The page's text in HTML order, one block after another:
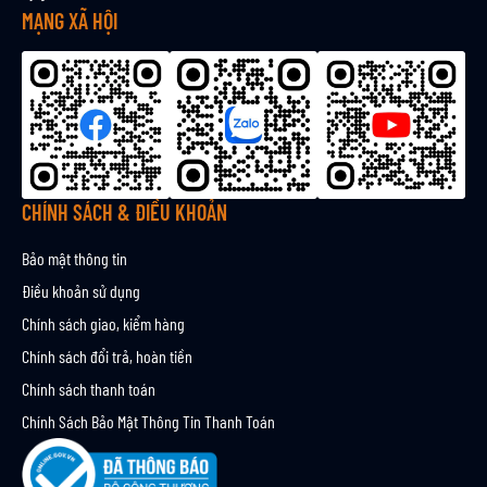
ậ
MẠNG XÃ HỘI
CHÍNH SÁCH & ĐIỀU KHOẢN
Bảo mật thông tin
Điều khoản sử dụng
Chính sách giao, kiểm hàng
Chính sách đổi trả, hoàn tiền
Chính sách thanh toán
Chính Sách Bảo Mật Thông Tin Thanh Toán